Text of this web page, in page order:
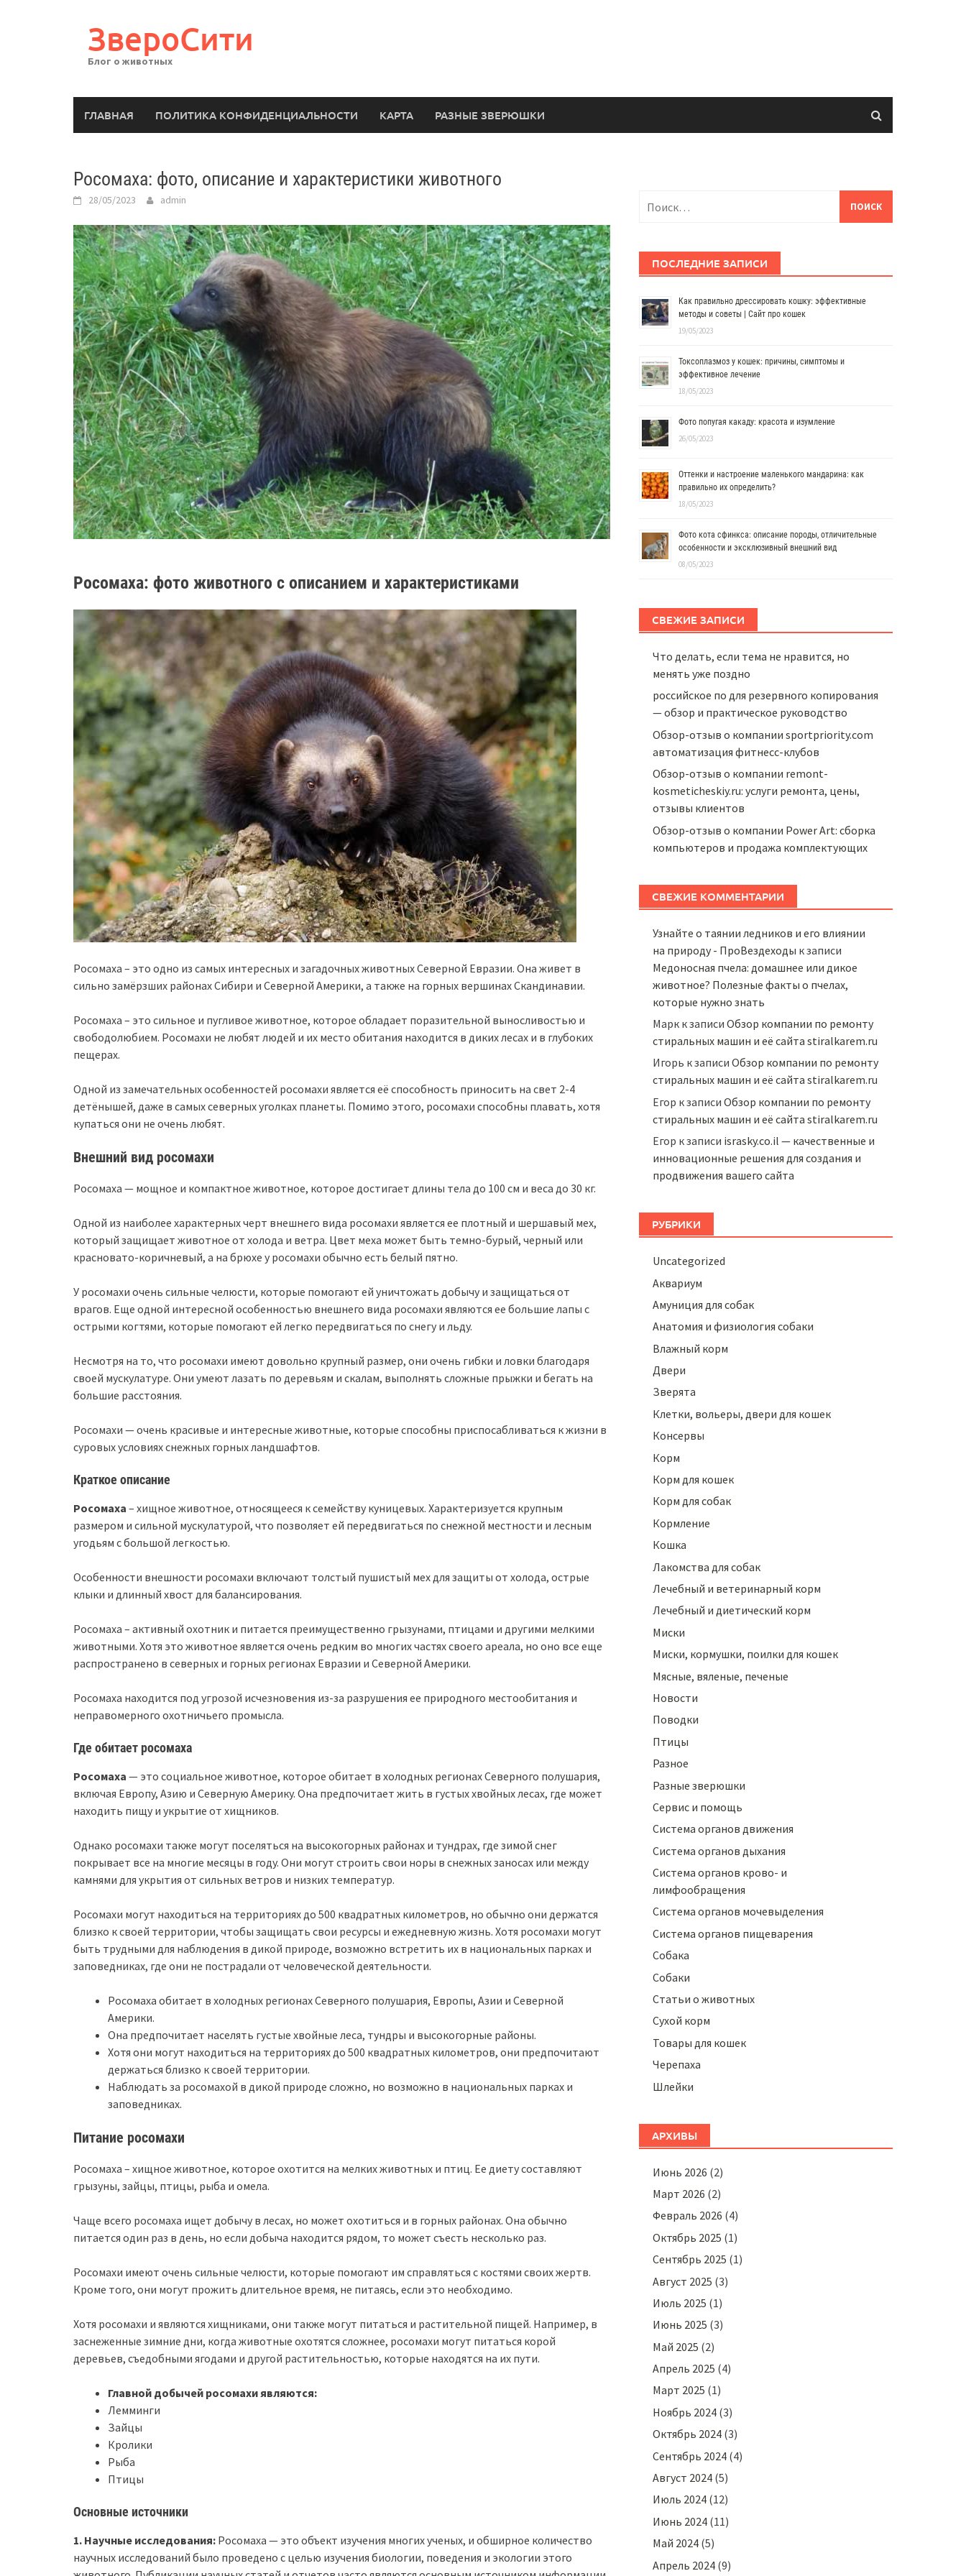
ЗвероСити
Блог о животных
ГЛАВНАЯ ПОЛИТИКА КОНФИДЕНЦИАЛЬНОСТИ КАРТА РАЗНЫЕ ЗВЕРЮШКИ
Росомаха: фото, описание и характеристики животного
28/05/2023 admin
Росомаха: фото животного с описанием и характеристиками
Росомаха – это одно из самых интересных и загадочных животных Северной Евразии. Она живет в
сильно замёрзших районах Сибири и Северной Америки, а также на горных вершинах Скандинавии.
Росомаха – это сильное и пугливое животное, которое обладает поразительной выносливостью и
свободолюбием. Росомахи не любят людей и их место обитания находится в диких лесах и в глубоких
пещерах.
Одной из замечательных особенностей росомахи является её способность приносить на свет 2-4
детёнышей, даже в самых северных уголках планеты. Помимо этого, росомахи способны плавать, хотя
купаться они не очень любят.
Внешний вид росомахи
Росомаха — мощное и компактное животное, которое достигает длины тела до 100 см и веса до 30 кг.
Одной из наиболее характерных черт внешнего вида росомахи является ее плотный и шершавый мех,
который защищает животное от холода и ветра. Цвет меха может быть темно-бурый, черный или
красновато-коричневый, а на брюхе у росомахи обычно есть белый пятно.
У росомахи очень сильные челюсти, которые помогают ей уничтожать добычу и защищаться от
врагов. Еще одной интересной особенностью внешнего вида росомахи являются ее большие лапы с
острыми когтями, которые помогают ей легко передвигаться по снегу и льду.
Несмотря на то, что росомахи имеют довольно крупный размер, они очень гибки и ловки благодаря
своей мускулатуре. Они умеют лазать по деревьям и скалам, выполнять сложные прыжки и бегать на
большие расстояния.
Росомахи — очень красивые и интересные животные, которые способны приспосабливаться к жизни в
суровых условиях снежных горных ландшафтов.
Краткое описание
Росомаха – хищное животное, относящееся к семейству куницевых. Характеризуется крупным
размером и сильной мускулатурой, что позволяет ей передвигаться по снежной местности и лесным
угодьям с большой легкостью.
Особенности внешности росомахи включают толстый пушистый мех для защиты от холода, острые
клыки и длинный хвост для балансирования.
Росомаха – активный охотник и питается преимущественно грызунами, птицами и другими мелкими
животными. Хотя это животное является очень редким во многих частях своего ареала, но оно все еще
распространено в северных и горных регионах Евразии и Северной Америки.
Росомаха находится под угрозой исчезновения из-за разрушения ее природного местообитания и
неправомерного охотничьего промысла.
Где обитает росомаха
Росомаха — это социальное животное, которое обитает в холодных регионах Северного полушария,
включая Европу, Азию и Северную Америку. Она предпочитает жить в густых хвойных лесах, где может
находить пищу и укрытие от хищников.
Однако росомахи также могут поселяться на высокогорных районах и тундрах, где зимой снег
покрывает все на многие месяцы в году. Они могут строить свои норы в снежных заносах или между
камнями для укрытия от сильных ветров и низких температур.
Росомахи могут находиться на территориях до 500 квадратных километров, но обычно они держатся
близко к своей территории, чтобы защищать свои ресурсы и ежедневную жизнь. Хотя росомахи могут
быть трудными для наблюдения в дикой природе, возможно встретить их в национальных парках и
заповедниках, где они не пострадали от человеческой деятельности.
Росомаха обитает в холодных регионах Северного полушария, Европы, Азии и Северной
Америки.
Она предпочитает населять густые хвойные леса, тундры и высокогорные районы.
Хотя они могут находиться на территориях до 500 квадратных километров, они предпочитают
держаться близко к своей территории.
Наблюдать за росомахой в дикой природе сложно, но возможно в национальных парках и
заповедниках.
Питание росомахи
Росомаха – хищное животное, которое охотится на мелких животных и птиц. Ее диету составляют
грызуны, зайцы, птицы, рыба и омела.
Чаще всего росомаха ищет добычу в лесах, но может охотиться и в горных районах. Она обычно
питается один раз в день, но если добыча находится рядом, то может съесть несколько раз.
Росомахи имеют очень сильные челюсти, которые помогают им справляться с костями своих жертв.
Кроме того, они могут прожить длительное время, не питаясь, если это необходимо.
Хотя росомахи и являются хищниками, они также могут питаться и растительной пищей. Например, в
заснеженные зимние дни, когда животные охотятся сложнее, росомахи могут питаться корой
деревьев, съедобными ягодами и другой растительностью, которые находятся на их пути.
Главной добычей росомахи являются:
Лемминги
Зайцы
Кролики
Рыба
Птицы
Основные источники
1. Научные исследования: Росомаха — это объект изучения многих ученых, и обширное количество
научных исследований было проведено с целью изучения биологии, поведения и экологии этого
ПОСЛЕДНИЕ ЗАПИСИ
Как правильно дрессировать кошку: эффективные
методы и советы | Сайт про кошек
19/05/2023
Токсоплазмоз у кошек: причины, симптомы и
эффективное лечение
18/05/2023
Фото попугая какаду: красота и изумление
26/05/2023
Оттенки и настроение маленького мандарина: как
правильно их определить?
18/05/2023
Фото кота сфинкса: описание породы, отличительные
особенности и эксклюзивный внешний вид
08/05/2023
СВЕЖИЕ ЗАПИСИ
Что делать, если тема не нравится, но
менять уже поздно
российское по для резервного копирования
— обзор и практическое руководство
Обзор-отзыв о компании sportpriority.com
автоматизация фитнесс-клубов
Обзор-отзыв о компании remont-
kosmeticheskiy.ru: услуги ремонта, цены,
отзывы клиентов
Обзор-отзыв о компании Power Art: сборка
компьютеров и продажа комплектующих
СВЕЖИЕ КОММЕНТАРИИ
Узнайте о таянии ледников и его влиянии
на природу - ПроВездеходы к записи
Медоносная пчела: домашнее или дикое
животное? Полезные факты о пчелах,
которые нужно знать
Маркк записи Обзор компании по ремонту
стиральных машин и её сайта stiralkarem.ru
Игорь к записи Обзор компании по ремонту
стиральных машин и её сайта stiralkarem.ru
Егор к записи Обзор компании по ремонту
стиральных машин и её сайта stiralkarem.ru
Егор к записи israsky.co.il — качественные и
инновационные решения для создания и
продвижения вашего сайта
РУБРИКИ
Uncategorized
Аквариум
Амуниция для собак
Анатомия и физиология собаки
Влажный корм
Двери
Зверята
Клетки, вольеры, двери для кошек
Консервы
Корм
Корм для кошек
Корм для собак
Кормление
Кошка
Лакомства для собак
Лечебный и ветеринарный корм
Лечебный и диетический корм
Миски
Миски, кормушки, поилки для кошек
Мясные, вяленые, печеные
Новости
Поводки
Птицы
Разное
Разные зверюшки
Сервис и помощь
Система органов движения
Система органов дыхания
Система органов крово- и
лимфообращения
Система органов мочевыделения
Система органов пищеварения
Собака
Собаки
Статьи о животных
Сухой корм
Товары для кошек
Черепаха
Шлейки
АРХИВЫ
Июнь 2026 (2)
Март 2026 (2)
Февраль 2026 (4)
Октябрь 2025 (1)
Сентябрь 2025 (1)
Август 2025 (3)
Июль 2025 (1)
Июнь 2025 (3)
Май 2025 (2)
Апрель 2025 (4)
Март 2025 (1)
Ноябрь 2024(3)
Октябрь 2024(3)
Сентябрь 2024(4)
Август 2024(5)
Июль 2024(12)
Июнь 2024(11)
Май 2024(5)
Апрель 2024(9)